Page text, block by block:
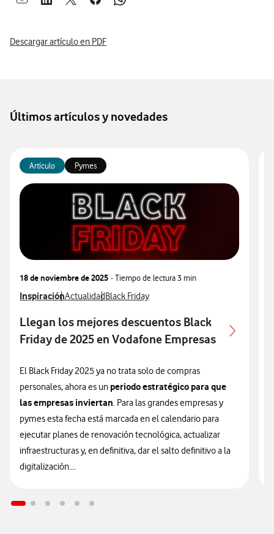
Abrir ventana para compartir en mail
Abrir ventana para compartir en linkedin
Abrir ventana para compartir en twitter
Abrir ventana para compartir en facebook
Abrir ventana para compartir en
Descargar artículo en PDF
Últimos artículos y novedades
Artículo Pymes
18 de noviembre de 2025 - Tiempo de lectura3 min
Ver más articulos relacionados con
InspiraciónVer más artículos con
ActualidadVer más artículos con
Black Friday
Llegan los mejores descuentos Black
Friday de 2025 en Vodafone Empresas
El Black Friday 2025 ya no trata solo de compras
personales, ahora es un periodo estratégico para que
las empresas inviertan. Para las grandes empresas y
pymes esta fecha está marcada en el calendario para
ejecutar planes de renovación tecnológica, actualizar
infraestructuras y, en definitiva, dar el salto definitivo a la
digitalización.
En Vodafone Empresas comprendemos que el futuro de